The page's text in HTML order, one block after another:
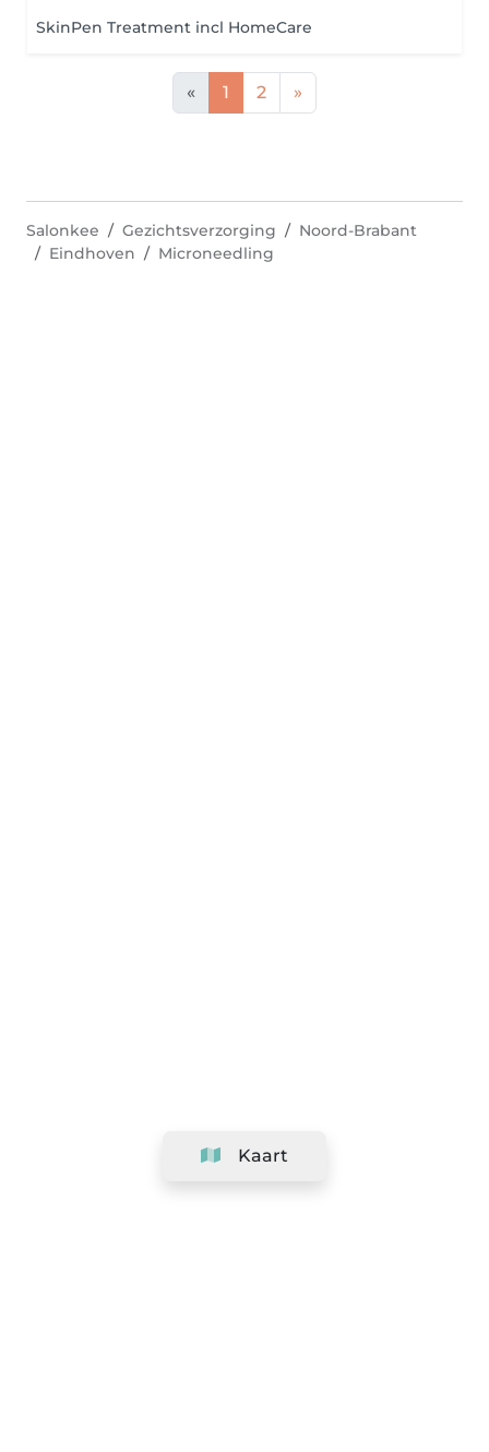
SkinPen Treatment incl HomeCare
« 1 2 »
Kaart
Salonkee Gezichtsverzorging
Noord-Brabant
Eindhoven
Microneedling